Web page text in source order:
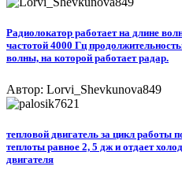
Радиолокатор работает на длине
частотой 4000 Гц
волны, на которой работает радар.
Автор: Lorvi_Shevkunova849
тепловой двигатель за цикл работы
теплоты равное 2, 5 дж и отдает
двигателя​